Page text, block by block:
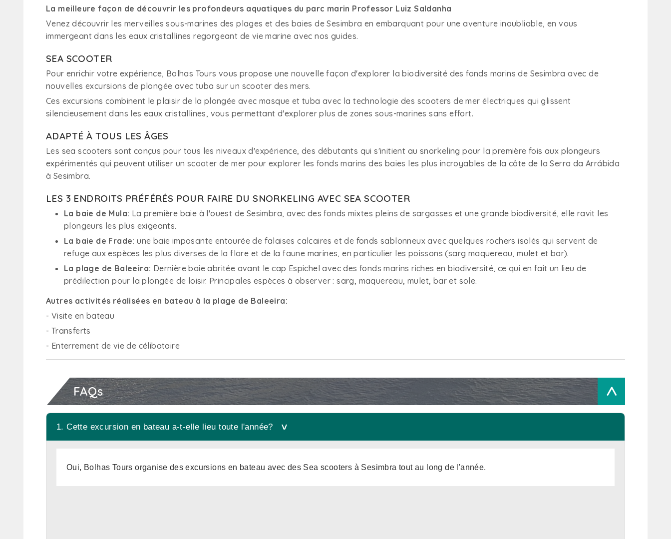
La meilleure façon de découvrir les profondeurs aquatiques du parc marin Professor Luiz Saldanha
Venez découvrir les merveilles sous-marines des plages et des baies de Sesimbra en embarquant pour une aventure inoubliable, en vous
immergeant dans les eaux cristallines regorgeant de vie marine avec nos guides.
SEA SCOOTER
Pour enrichir votre expérience, Bolhas Tours vous propose une nouvelle façon d'explorer la biodiversité des fonds marins de Sesimbra avec de
nouvelles excursions de plongée avec tuba sur un scooter des mers.
Ces excursions combinent le plaisir de la plongée avec masque et tuba avec la technologie des scooters de mer électriques qui glissent
silencieusement dans les eaux cristallines, vous permettant d'explorer plus de zones sous-marines sans effort.
ADAPTÉ À TOUS LES ÂGES
Les sea scooters sont conçus pour tous les niveaux d'expérience, des débutants qui s'initient au snorkeling pour la première fois aux plongeurs
expérimentés qui peuvent utiliser un scooter de mer pour explorer les fonds marins des baies les plus incroyables de la côte de la Serra da Arrábida
à Sesimbra.
LES 3 ENDROITS PRÉFÉRÉS POUR FAIRE DU SNORKELING AVEC SEA SCOOTER
La baie de Mula: La première baie à l'ouest de Sesimbra, avec des fonds mixtes pleins de sargasses et une grande biodiversité, elle ravit les
plongeurs les plus exigeants.
La baie de Frade: une baie imposante entourée de falaises calcaires et de fonds sablonneux avec quelques rochers isolés qui servent de
refuge aux espèces les plus diverses de la flore et de la faune marines, en particulier les poissons (sarg maquereau, mulet et bar).
La plage de Baleeira: Dernière baie abritée avant le cap Espichel avec des fonds marins riches en biodiversité, ce qui en fait un lieu de
prédilection pour la plongée de loisir. Principales espèces à observer : sarg, maquereau, mulet, bar et sole.
Autres activités réalisées en bateau à la plage de Baleeira:
- Visite en bateau
- Transferts
- Enterrement de vie de célibataire
FAQs >
1. Cette excursion en bateau a-t-elle lieu toute l'année?
Oui, Bolhas Tours organise des excursions en bateau avec des Sea scooters à Sesimbra tout au long de l'année.